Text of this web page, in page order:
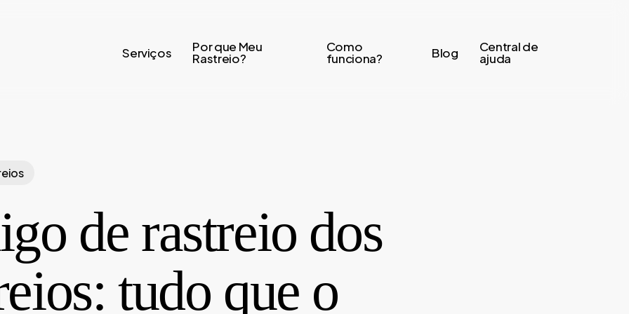
Serviços Por que Meu
Rastreio?
Como
funciona? Blog Central de
ajuda
de rastreio dos
tudo que o